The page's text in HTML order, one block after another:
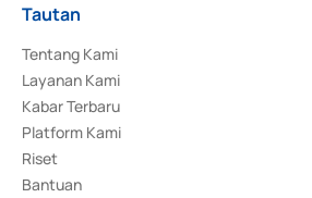
Tautan
Tentang Kami
Layanan Kami
Kabar Terbaru
Platform Kami
Riset
Bantuan